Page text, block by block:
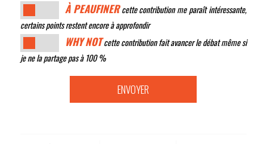
À PEAUFINERcette contribution me paraît intéressante,
certains points restent encore à approfondir
WHY NOTcette contribution fait avancer le débat même si
je ne la partage pas à 100 %